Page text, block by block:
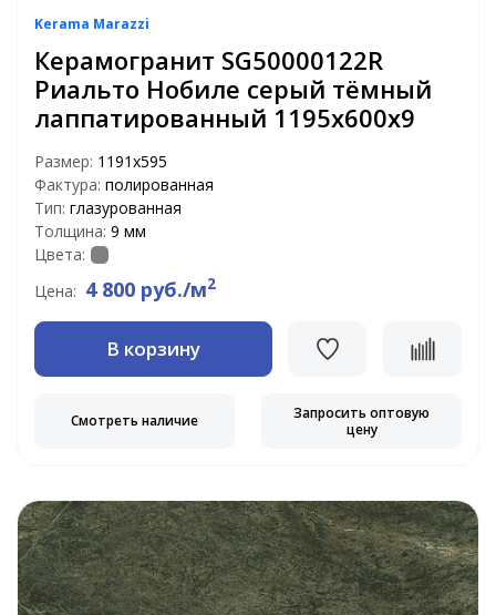
Kerama Marazzi
Керамогранит SG50000122R
Риальто Нобиле серый тёмный
лаппатированный 1195х600х9
Размер: 1191x595
Фактура: полированная
Тип: глазурованная
Толщина: 9 мм
Цвета:
Цена: 4 800 руб./м2
В корзину
Смотреть наличие
Запросить оптовую
цену